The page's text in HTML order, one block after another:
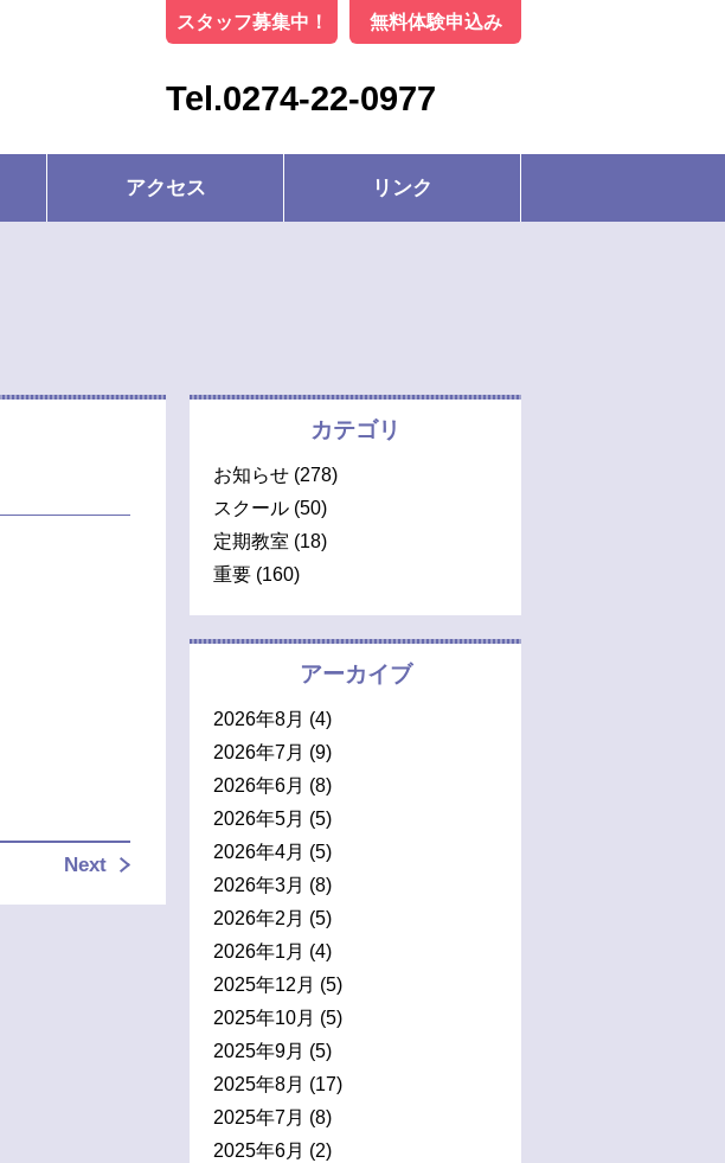
スタッフ募集中！ 無料体験申込み
Tel.0274-22-0977
アクセス リンク
Next
カテゴリ
お知らせ (278)
スクール (50)
定期教室 (18)
重要 (160)
アーカイブ
2026年8月 (4)
2026年7月 (9)
2026年6月 (8)
2026年5月 (5)
2026年4月 (5)
2026年3月 (8)
2026年2月 (5)
2026年1月 (4)
2025年12月 (5)
2025年10月 (5)
2025年9月 (5)
2025年8月 (17)
2025年7月 (8)
2025年6月 (2)